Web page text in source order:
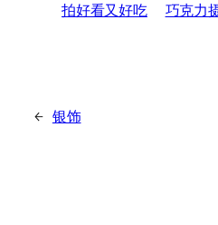
拍好看又好吃
巧克力
← 银饰